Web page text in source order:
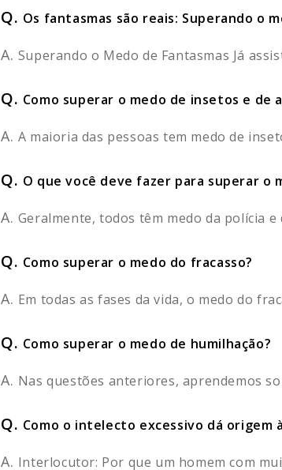
Q. Os fantasmas são reais: Superando o
A. Superando o Medo de Fantasmas Já
Q. Como superar o medo de insetos e de
A. A maioria das pessoas tem medo de
Q. O que você deve fazer para superar o
A. Geralmente, todos têm medo da polícia
Q. Como superar o medo do fracasso?
A. Em todas as fases da vida, o medo do
Q. Como superar o medo de humilhação?
A. Nas questões anteriores, aprendemos
Q. Como o intelecto excessivo dá origem
A. Interlocutor: Por que um homem com